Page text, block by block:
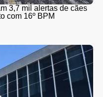
3,7 mil alertas de cães
com 16º BPM